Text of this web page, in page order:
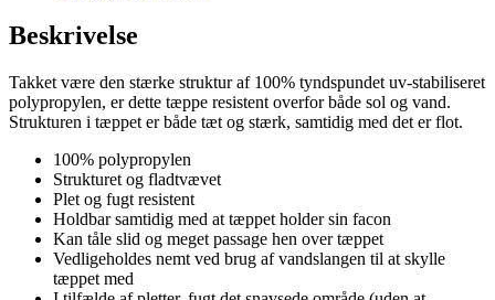
Beskrivelse
Takket være den stærke struktur af 100% tyndspundet uv-stabiliseret
polypropylen, er dette tæppe resistent overfor både sol og vand.
Strukturen i tæppet er både tæt og stærk, samtidig med det er flot.
100% polypropylen
Strukturet og fladtvævet
Plet og fugt resistent
Holdbar samtidig med at tæppet holder sin facon
Kan tåle slid og meget passage hen over tæppet
Vedligeholdes nemt ved brug af vandslangen til at skylle
tæppet med